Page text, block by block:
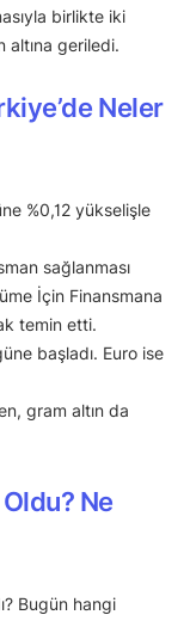
birlikte iki
altına geriledi.
Neler
%0,12 yükselişle
sağlanması
İçin Finansmana
temin etti.
başladı. Euro ise
gram altın da
Ne
Bugün hangi